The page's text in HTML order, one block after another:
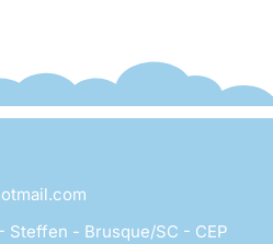
Steffen - Brusque/SC - CEP